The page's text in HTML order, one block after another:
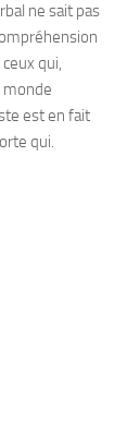
ne sait pas
qui,
monde
est en fait
qui.